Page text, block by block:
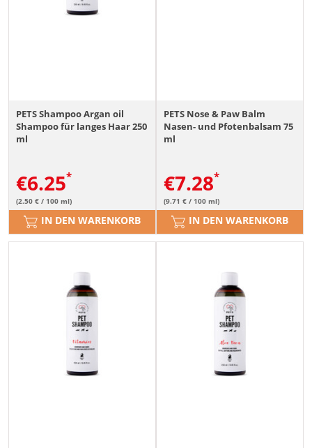
PETS Shampoo Argan oil
Shampoo für langes Haar 250
ml
€6.25
(2.50 € / 100 ml)
IN DEN WARENKORB
PETS Nose & Paw Balm
Nasen- und Pfotenbalsam 75
ml
€7.28
(9.71 € / 100 ml)
IN DEN WARENKORB